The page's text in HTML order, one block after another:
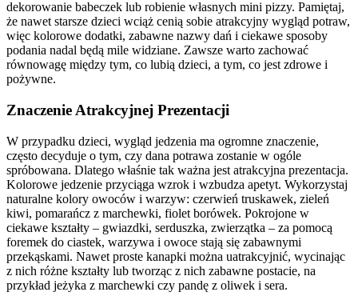
dekorowanie babeczek lub robienie własnych mini pizzy. Pamiętaj,
że nawet starsze dzieci wciąż cenią sobie atrakcyjny wygląd potraw,
więc kolorowe dodatki, zabawne nazwy dań i ciekawe sposoby
podania nadal będą mile widziane. Zawsze warto zachować
równowagę między tym, co lubią dzieci, a tym, co jest zdrowe i
pożywne.
Znaczenie Atrakcyjnej Prezentacji
W przypadku dzieci, wygląd jedzenia ma ogromne znaczenie,
często decyduje o tym, czy dana potrawa zostanie w ogóle
spróbowana. Dlatego właśnie tak ważna jest atrakcyjna prezentacja.
Kolorowe jedzenie przyciąga wzrok i wzbudza apetyt. Wykorzystaj
naturalne kolory owoców i warzyw: czerwień truskawek, zieleń
kiwi, pomarańcz z marchewki, fiolet borówek. Pokrojone w
ciekawe kształty – gwiazdki, serduszka, zwierzątka – za pomocą
foremek do ciastek, warzywa i owoce stają się zabawnymi
przekąskami. Nawet proste kanapki można uatrakcyjnić, wycinając
z nich różne kształty lub tworząc z nich zabawne postacie, na
przykład jeżyka z marchewki czy pandę z oliwek i sera.